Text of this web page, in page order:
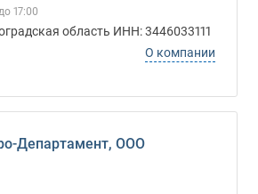
17:00
область ИНН: 3446033111
О компании
Департамент, ООО